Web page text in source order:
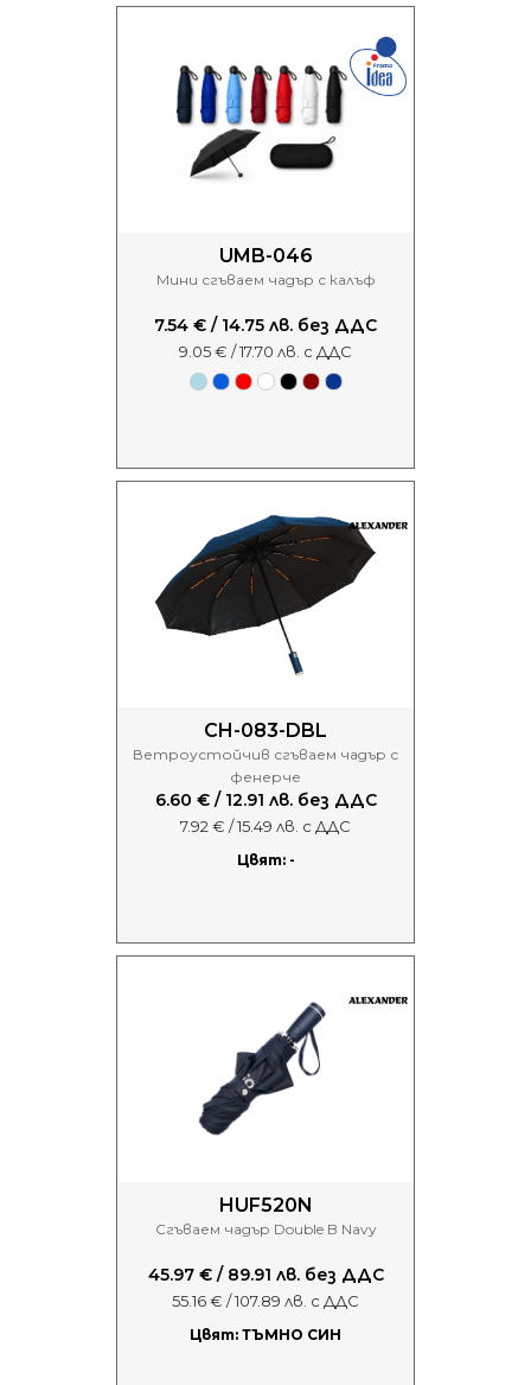
UMB-046
Мини сгъваем чадър с калъф
7.54 € / 14.75 лв. без ДДС
9.05 € / 17.70 лв. с ДДС
CH-083-DBL
Ветроустойчив сгъваем чадър с
фенерче
6.60 € / 12.91 лв. без ДДС
7.92 € / 15.49 лв. с ДДС
Цвят: -
HUF520N
Сгъваем чадър Double B Navy
45.97 € / 89.91 лв. без ДДС
55.16 € / 107.89 лв. с ДДС
Цвят: ТЪМНО СИН